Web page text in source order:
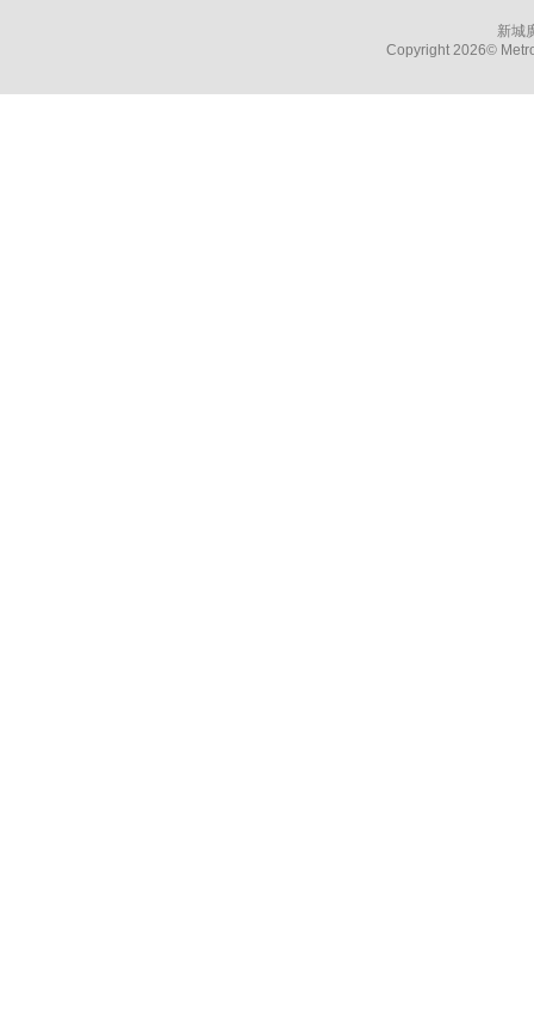
新城
Copyright 2026©